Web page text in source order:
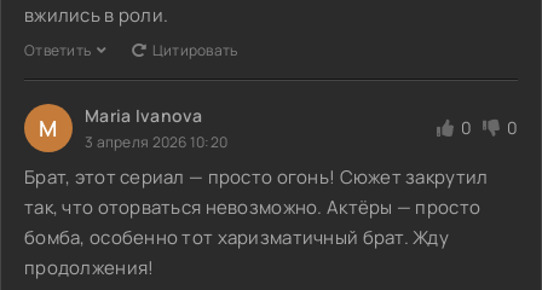
вжились в роли.
Ответить Цитировать
M Maria Ivanova
3 апреля 2026 10:20
0 0
Брат, этот сериал — просто огонь! Сюжет закрутил
так, что оторваться невозможно. Актёры — просто
бомба, особенно тот харизматичный брат. Жду
продолжения!